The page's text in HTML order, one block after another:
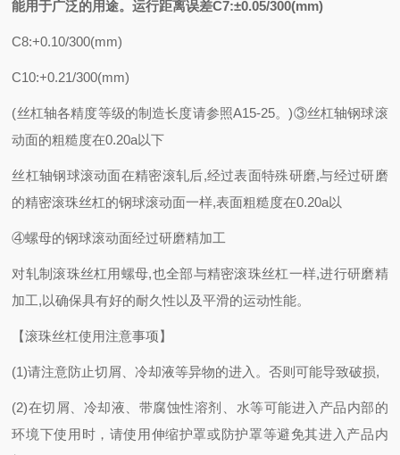
能用于广泛的用途。运行距离误差C7:±0.05/300(mm)
C8:+0.10/300(mm)
C10:+0.21/300(mm)
(丝杠轴各精度等级的制造长度请参照A15-25。)③丝杠轴钢球滚
动面的粗糙度在0.20a以下
丝杠轴钢球滚动面在精密滚轧后,经过表面特殊研磨,与经过研磨
的精密滚珠丝杠的钢球滚动面一样,表面粗糙度在0.20a以
④螺母的钢球滚动面经过研磨精加工
对轧制滚珠丝杠用螺母,也全部与精密滚珠丝杠一样,进行研磨精
加工,以确保具有好的耐久性以及平滑的运动性能。
【滚珠丝杠使用注意事项】
(1)请注意防止切屑、冷却液等异物的进入。否则可能导致破损,
(2)在切屑、冷却液、带腐蚀性溶剂、水等可能进入产品内部的
环境下使用时，请使用伸缩护罩或防护罩等避免其进入产品内